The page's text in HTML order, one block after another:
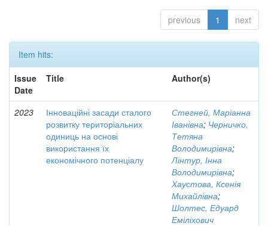
previous 1 next
Item hits:
Issue
Date
Title Author(s)
2023
Інноваційні засади сталого
розвитку територіальних
одиниць на основі
використання їх
економічного потенціалу
Стегней, Маріанна
Іванівна; Черничко,
Тетяна
Володимирівна;
Лінтур, Інна
Володимирівна;
Хаустова, Ксенія
Михайлівна;
Шолтес, Едуард
Еміліхович